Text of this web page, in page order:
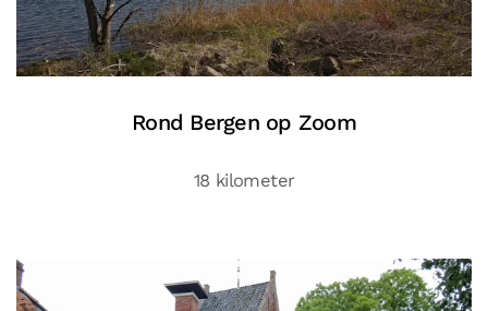
Rond Bergen op Zoom
18 kilometer